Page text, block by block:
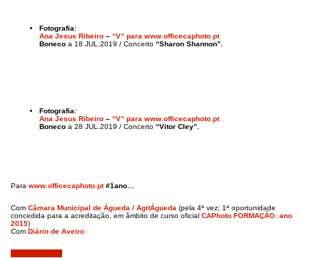
Fotografia:
Ana Jesus Ribeiro – “V” para www.officecaphoto.pt
Boneco a 18 JUL.2019 / Concerto “Sharon Shannon”.
Fotografia:
Ana Jesus Ribeiro – “V” para www.officecaphoto.pt
Boneco a 28 JUL.2019 / Concerto “Vitor Cley”.
Para www.officecaphoto.pt#1ano…
Com Câmara Municipal de Águeda / AgitÁgueda (pela 4ª vez; 1ª oportunidade
concedida para a acreditação, em âmbito de curso oficial CAPhoto FORMAÇÃO: ano
2015)
Com Diário de Aveiro